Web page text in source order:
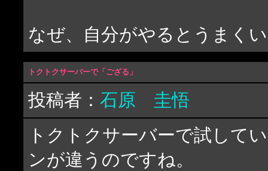
なぜ、自分がやるとうまく
トクトクサーバーで「ござる」
投稿者： 石原 圭悟
トクトクサーバーで試して
ンが違うのですね。